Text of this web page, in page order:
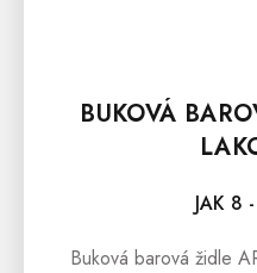
BUKOVÁ
JAK 8
Buková barová židle